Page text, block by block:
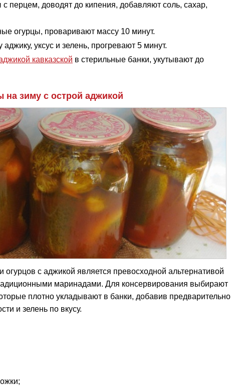
перцем, доводят до кипения, добавляют соль, сахар,
огурцы, проваривают массу 10 минут.
уксус и зелень, прогревают 5 минут.
кавказской в стерильные банки, укутывают до
зиму с острой аджикой
с аджикой является превосходной альтернативой
маринадами. Для консервирования выбирают
плотно укладывают в банки, добавив предварительно
и зелень по вкусу.